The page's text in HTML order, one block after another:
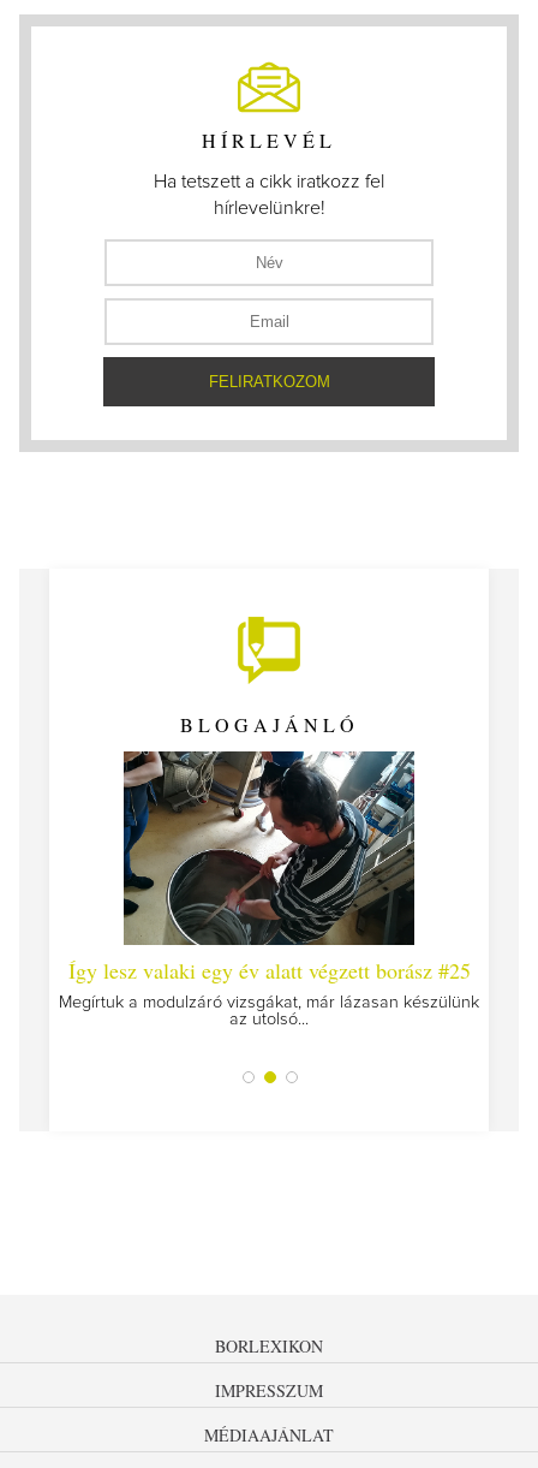
HÍRLEVÉL
Ha tetszett a cikk iratkozz fel
hírlevelünkre!
BLOGAJÁNLÓ
Így lesz valaki egy év alatt végzett borász #25
Megírtuk a modulzáró vizsgákat, már lázasan készülünk
az utolsó...
BORLEXIKON
IMPRESSZUM
MÉDIAAJÁNLAT